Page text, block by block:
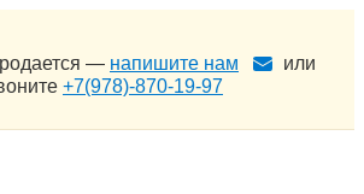
— напишите нам
или
+7(978)-870-19-97